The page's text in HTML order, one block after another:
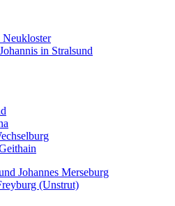
in Stralsund
Johannes Merseburg
(Unstrut)